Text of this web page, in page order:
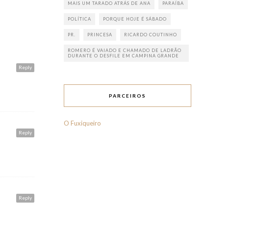
Reply
Reply
Reply
MAIS UM TARADO ATRÁS DE ANA PARAÍBA
POLÍTICA PORQUE HOJE É SÁBADO
PR. PRINCESA RICARDO COUTINHO
ROMERO É VAIADO E CHAMADO DE LADRÃO
DURANTE O DESFILE EM CAMPINA GRANDE
PARCEIROS
O Fuxiqueiro